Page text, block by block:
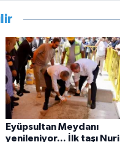
Eyüpsultan Meydanı
yenileniyor... İlk taşı Nuri